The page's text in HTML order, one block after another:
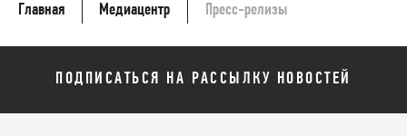
Главная Медиацентр Пресс-релизы
ПОДПИСАТЬСЯ НА РАССЫЛКУ НОВОСТЕЙ